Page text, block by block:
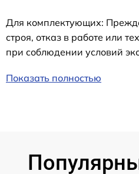
Для комплектующих:
строя, отказ в работе или
при соблюдении условий
Показать полностью